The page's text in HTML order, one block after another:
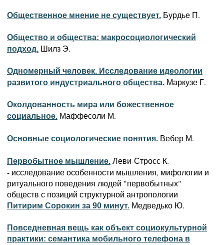
Общественное мнение не существует. Бурдье П.
Общество и общества: макросоциологический
подход. Шилз Э.
Одномерный человек. Исследование идеологии
развитого индустриального общества. Маркузе Г.
Околдованность мира или божественное
социальное. Маффесоли М.
Основные социологические понятия. Вебер М.
Первобытное мышление. Леви-Стросс К.
- исследование особенности мышления, мифологии и
ритуального поведения людей "первобытных"
обществ с позиций структурной антропологии
Питирим Сорокин за 90 минут. Медведько Ю.
Повседневная вещь как объект социокультурной
практики: семантика мобильного телефона в